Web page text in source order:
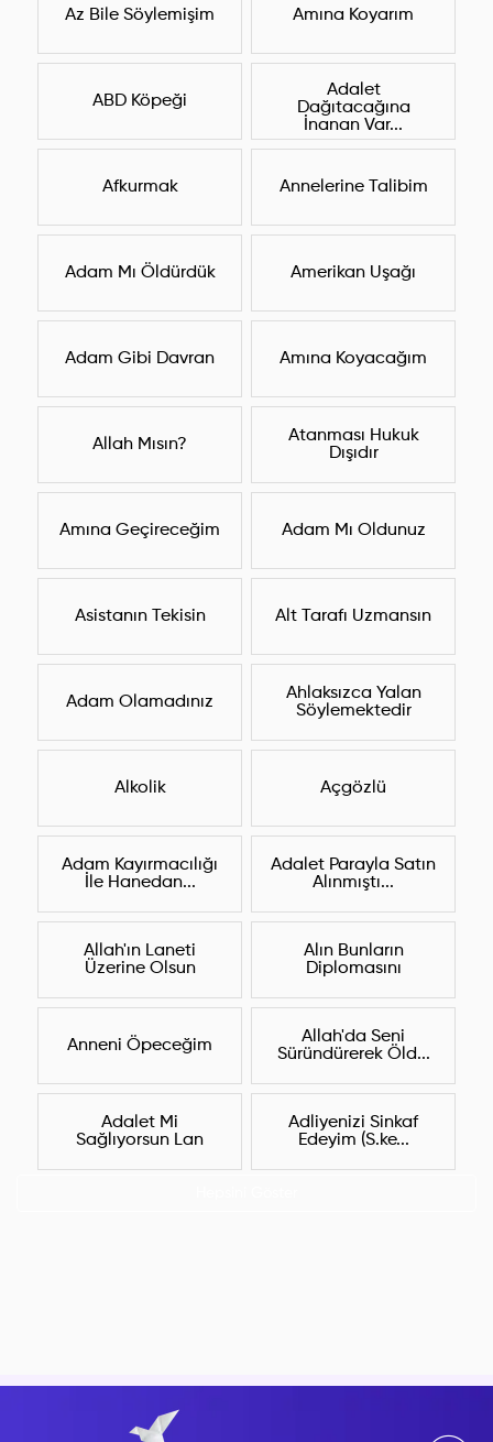
Az Bile Söylemişim Amına Koyarım
ABD Köpeği
Adalet
Dağıtacağına
İnanan Var...
Afkurmak Annelerine Talibim
Adam Mı Öldürdük Amerikan Uşağı
Adam Gibi Davran Amına Koyacağım
Allah Mısın?
Atanması Hukuk
Dışıdır
Amına Geçireceğim Adam Mı Oldunuz
Asistanın Tekisin Alt Tarafı Uzmansın
Adam Olamadınız
Ahlaksızca Yalan
Söylemektedir
Alkolik Açgözlü
Adam Kayırmacılığı
İle Hanedan...
Adalet Parayla Satın
Alınmıştı...
Allah'ın Laneti
Üzerine Olsun
Alın Bunların
Diplomasını
Anneni Öpeceğim
Allah'da Seni
Süründürerek Öld...
Adalet Mi
Sağlıyorsun Lan
Adliyenizi Sinkaf
Edeyim (S.ke...